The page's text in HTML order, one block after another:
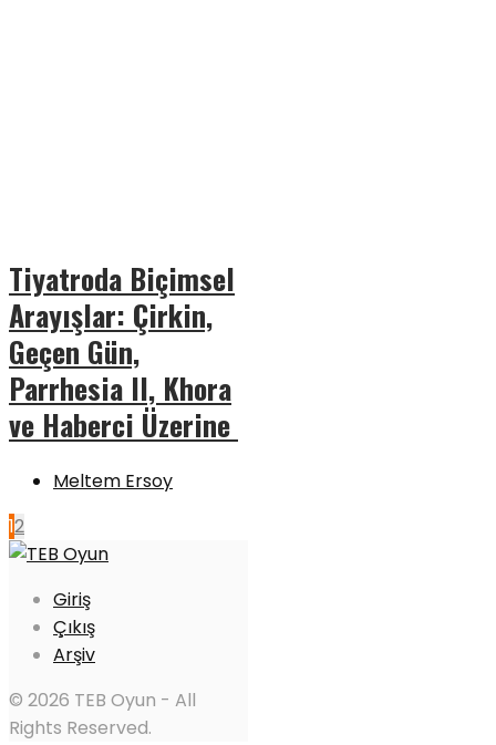
Tiyatroda Biçimsel
Arayışlar: Çirkin,
Geçen Gün,
Parrhesia II, Khora
ve Haberci Üzerine
Meltem Ersoy
12
Giriş
Çıkış
Arşiv
© 2026 TEB Oyun - All
Rights Reserved.